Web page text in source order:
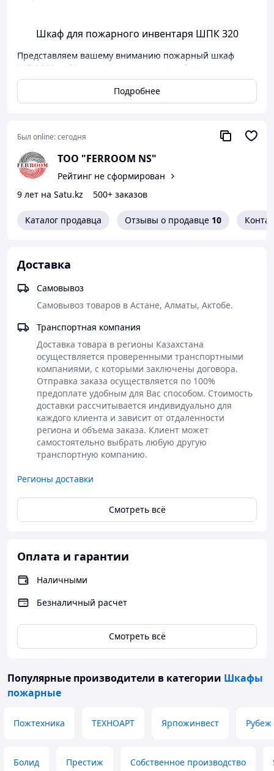
Шкаф для пожарного инвентаря ШПК 320
Представляем вашему вниманию пожарный шкаф
ШПК 320 ноб/нок – незаменимое устройство для
обеспечения пожарной безопасности вашего объекта.
Сочетая в себе функциональность и стиль, этот шкаф
доступен как в открытом варианте со стеклом, так и в
Ключевые особенности:
Двухцветное исполнение:возможность
выбора между ярким красным (RAL 3002) и
чистым белым (RAL 9016) цветами, что позволяет
шкафу гармонично вписаться в любой интерьер.
для ввода трубопровода и специальная кассета
для пожарного рукава обеспечивают удобство
универсален в установке (может быть установлен
его идеальным для различных пространств.
Продуманный дизайн:вентиляция на двери и
двойные двери для легкого доступа к
содержимому.
предусмотрено место для хранения двух
огнетушителей ОП 8, гарантирующее их
доступность и сохранность.
Прочное покрытие: порошковая (молотковая)
краска защищает шкаф от внешних воздействий
и придает ему эстетический вид.
Габариты:идеальные размеры 540x230 мм,
делающие шкаф удобным для размещения в
различных условиях.
обеспечьте надежную защиту своего имущества от
Подробнее
Был online:сегодня
ТОО "FERROOM NS"
Рейтинг не сформирован
9 лет на Satu.kz
500+ заказов
Каталог продавца Отзывы о продавце 10
Доставка
Самовывоз
Самовывоз товаров в Астане, Алматы, Актобе.
Транспортная компания
Доставка товара в регионы Казахстана
осуществляется проверенными транспортными
компаниями, с которыми заключены договора.
Отправка заказа осуществляется по 100%
предоплате удобным для Вас способом. Стоимость
доставки рассчитывается индивидуально для
каждого клиента и зависит от отдаленности
региона и объема заказа. Клиент может
самостоятельно выбрать любую другую
транспортную компанию.
Регионы доставки
Смотреть всё
Оплата и гарантии
Наличными
Безналичный расчет
Смотреть всё
Популярные производители в категории Шкафы
пожарные
Пожтехника ТЕХНОАРТ Ярпожинвест Рубеж
Болид Престиж Собственное производство